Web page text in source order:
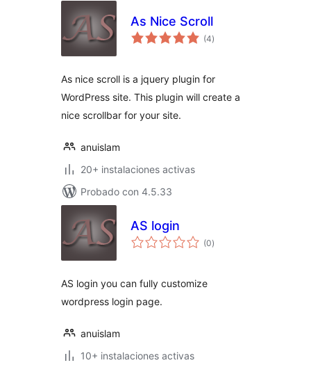
As Nice Scroll
(4total
de
)
As nice scroll is a jquery plugin for
WordPress site. This plugin will create a
nice scrollbar for your site.
anuislam
20+ instalaciones activas
Probado con 4.5.33
AS login
(0total
de
)
AS login you can fully customize
wordpress login page.
anuislam
10+ instalaciones activas